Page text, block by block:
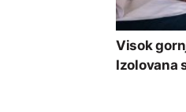
Visok
Izolovana